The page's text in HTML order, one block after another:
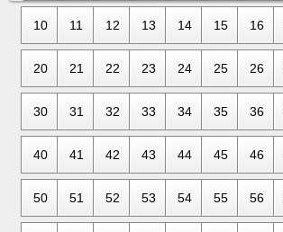
10 11 12 13 14 15 16
20 21 22 23 24 25 26
30 31 32 33 34 35 36
40 41 42 43 44 45 46
50 51 52 53 54 55 56